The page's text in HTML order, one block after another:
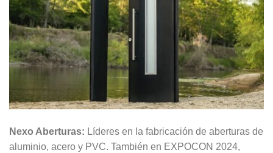
Nexo Aberturas: Líderes en la fabricación de aberturas de
aluminio, acero y PVC. También en EXPOCON 2024,